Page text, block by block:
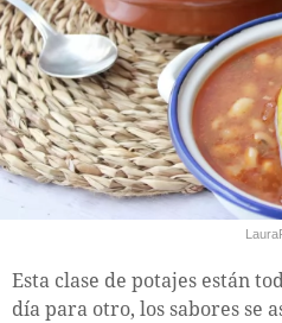
Esta clase de potajes están
día para otro, los sabores se